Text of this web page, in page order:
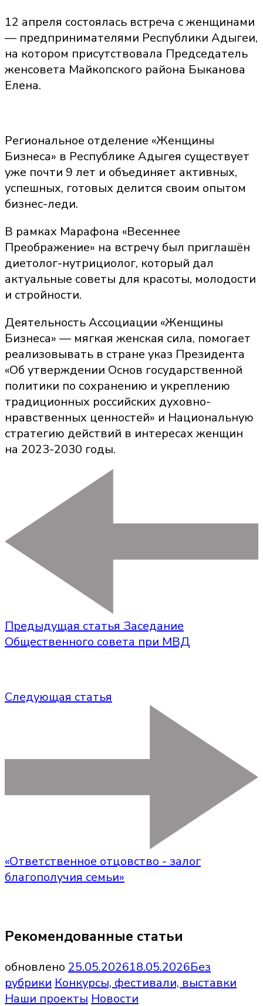
12 апреля состоялась встреча с женщинами
— предпринимателями Республики Адыгеи,
на котором присутствовала Председатель
женсовета Майкопского района Быканова
Елена.
Региональное отделение «Женщины
Бизнеса» в Республике Адыгея существует
уже почти 9 лет и объединяет активных,
успешных, готовых делится своим опытом
бизнес-леди.
В рамках Марафона «Весеннее
Преображение» на встречу был приглашён
диетолог-нутрициолог, который дал
актуальные советы для красоты, молодости
и стройности.
Деятельность Ассоциации «Женщины
Бизнеса» — мягкая женская сила, помогает
реализовывать в стране указ Президента
«Об утверждении Основ государственной
политики по сохранению и укреплению
традиционных российских духовно-
нравственных ценностей» и Национальную
стратегию действий в интересах женщин
на 2023-2030 годы.
Предыдущая статья Заседание
Общественного совета при МВД
Следующая статья
«Ответственное отцовство - залог
благополучия семьи»
Рекомендованные статьи
обновлено 25.05.202618.05.2026Без
рубрики Конкурсы, фестивали, выставки
Наши проекты Новости